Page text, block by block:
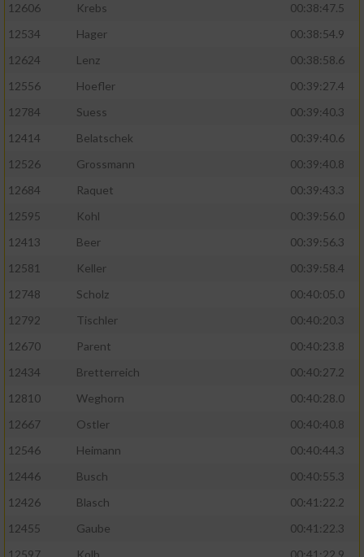
12606 Krebs
00:38:47.5
12534
Hager
00:38:54.9
12624
Lenz
00:38:58.6
12556
Hoefler
00:39:27.4
12784
Suess
00:39:40.3
12414
Belatschek
00:39:40.6
12526
Grossmann
00:39:40.8
12684
Raquet
00:39:43.3
12595
Kohl
00:39:56.0
12413
Beer
00:39:56.3
12581
Keller
00:39:58.4
12748
Scholz
00:40:05.0
12792
Tischler
00:40:20.3
12670
Parent
00:40:23.8
12434
Bretterreich
00:40:27.2
12810
Weghorn
00:40:28.0
12667
Ostler
00:40:40.8
12546
Heimann
00:40:44.3
12446
Busch
00:40:55.3
12426
Blasch
00:41:22.2
12455
Gaube
00:41:22.3